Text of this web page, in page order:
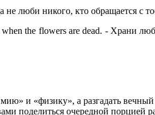
не люби никого, кто обращается с
the flowers are dead. - Храни
и «физику», а разгадать
поделиться очередной порцией